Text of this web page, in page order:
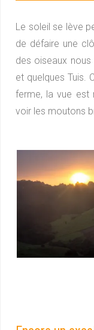
Le soleil se lève
de défaire une
des oiseaux
et quelques Tuis.
ferme, la vue est
voir les moutons